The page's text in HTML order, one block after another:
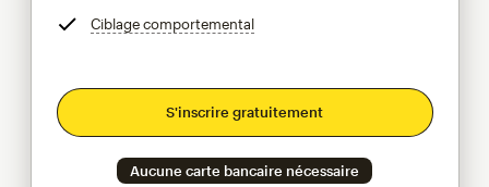
Ciblage comportementalinfobulle
S'inscrire gratuitement
Aucune carte bancaire nécessaire